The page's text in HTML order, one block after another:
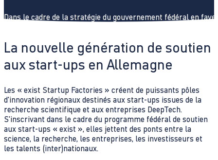
Dans le cadre de la stratégie du gouvernement fédéral en
La nouvelle génération de soutien
aux start-ups en Allemagne
Les « exist Startup Factories » créent de puissants pôles
d'innovation régionaux destinés aux start-ups issues de la
recherche scientifique et aux entreprises DeepTech.
S'inscrivant dans le cadre du programme fédéral de soutien
aux start-ups « exist », elles jettent des ponts entre la
science, la recherche, les entreprises, les investisseurs et
les talents (inter)nationaux.